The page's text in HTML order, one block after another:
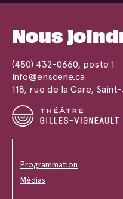
Nous
(450) 432-0660, poste 1
info@enscene.ca
118, rue de la Gare,
Programmation
Médias